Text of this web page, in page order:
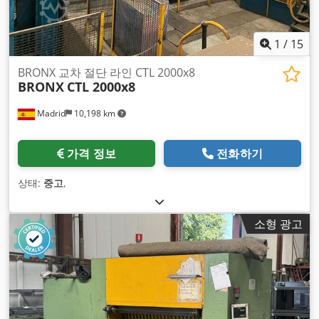
1 / 15
Madrid 10,198 km
BRONX 교차 절단 라인 CTL 2000x8
BRONX CTL 2000x8
가격 정보 전화하기
상태: 중고,
소형 광고